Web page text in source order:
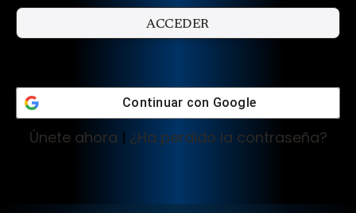
Continuar con Google
Únete ahora | ¿Ha perdido la contraseña?